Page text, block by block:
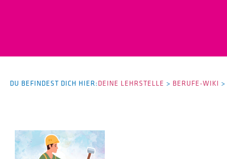
DU BEFINDEST DICH HIER:DEINE LEHRSTELLE > BERUFE-WIKI >